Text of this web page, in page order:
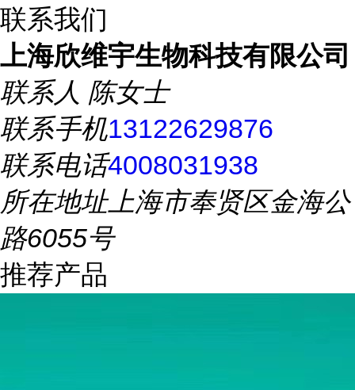
联系我们
上海欣维宇生物科技有限公司
联系人 陈女士
联系手机13122629876
联系电话4008031938
所在地址上海市奉贤区金海公
路6055号
推荐产品